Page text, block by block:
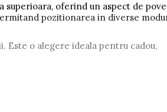
oferind un aspect de
pozitionarea in diverse
Este o alegere ideala pentru cadou,